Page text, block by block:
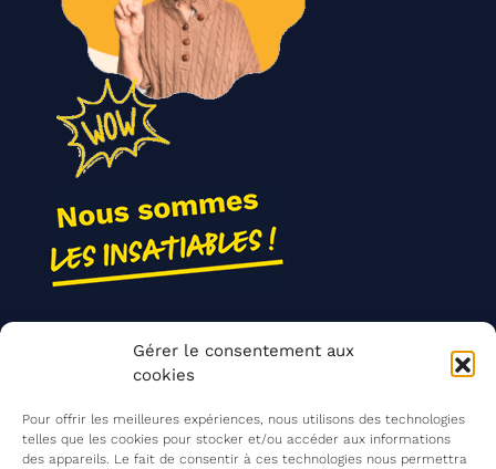
Gérer le consentement aux
cookies
Pour offrir les meilleures expériences, nous utilisons des technologies
telles que les cookies pour stocker et/ou accéder aux informations
des appareils. Le fait de consentir à ces technologies nous permettra
Agir ensemble